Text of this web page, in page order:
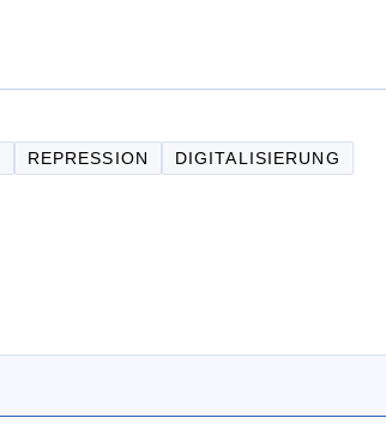
REPRESSION DIGITALISIERUNG